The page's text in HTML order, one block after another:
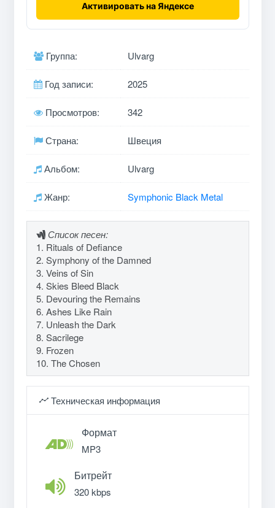
Активировать на Яндексе
Группа: Ulvarg
Год записи: 2025
Просмотров: 342
Страна: Швеция
Альбом: Ulvarg
Жанр: Symphonic Black Metal
Список песен:
1. Rituals of Defiance
2. Symphony of the Damned
3. Veins of Sin
4. Skies Bleed Black
5. Devouring the Remains
6. Ashes Like Rain
7. Unleash the Dark
8. Sacrilege
9. Frozen
10. The Chosen
Техническая информация
Формат
MP3
Битрейт
320 kbps